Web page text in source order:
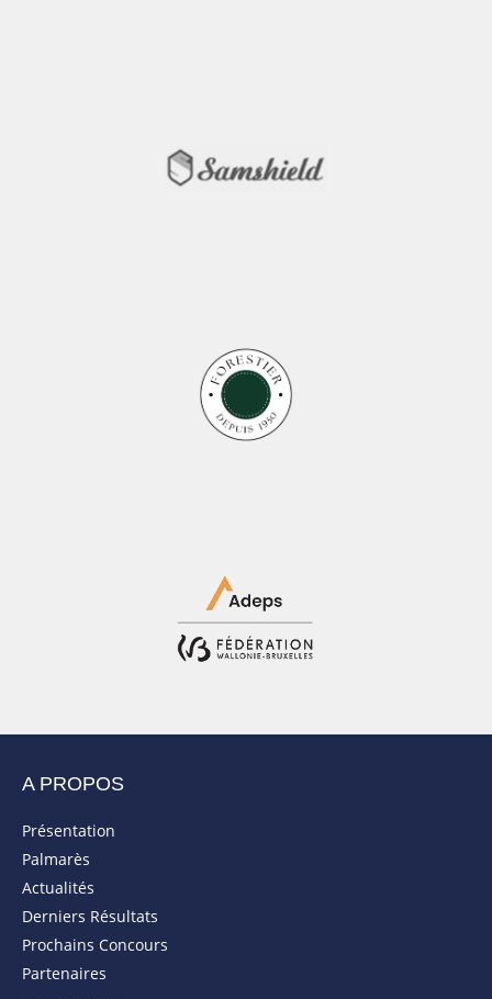
A PROPOS
Présentation
Palmarès
Actualités
Derniers Résultats
Prochains Concours
Partenaires